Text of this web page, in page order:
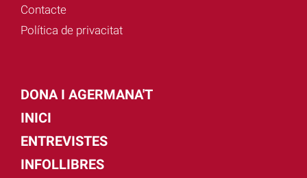
Contacte
Política de privacitat
DONA I AGERMANA'T
INICI
ENTREVISTES
INFOLLIBRES